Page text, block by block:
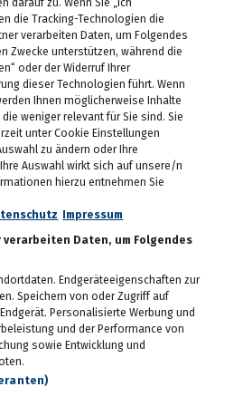
im
sang
Graz
darauf zu. Wenn Sie „Ich
die Tracking-Technologien die
verarbeiten Daten, um Folgendes
Zwecke unterstützen, während die
oder der Widerruf Ihrer
dieser Technologien führt. Wenn
Ihnen möglicherweise Inhalte
weniger relevant für Sie sind. Sie
unter Cookie Einstellungen
zu ändern oder Ihre
Auswahl wirkt sich auf unsere/n
hierzu entnehmen Sie
Impressum
verarbeiten Daten, um Folgendes
Endgeräteeigenschaften zur
Speichern von oder Zugriff auf
Personalisierte Werbung und
und der Performance von
sowie Entwicklung und